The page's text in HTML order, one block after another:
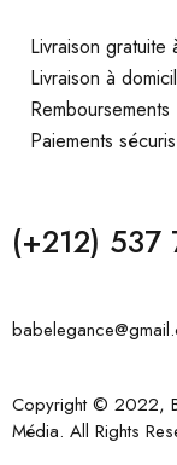
Livraison
Livraison à
Remboursements
Paiements
(+212) 537
Copyright © 2022,
Média. All Rights